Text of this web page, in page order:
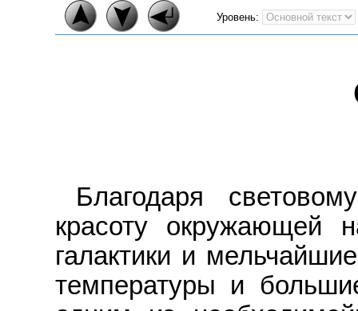
Уровень:
Благодаря
красоту окружающей
галактики и
температуры и